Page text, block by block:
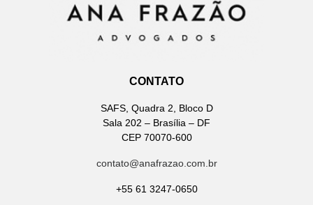
CONTATO
SAFS, Quadra 2, Bloco D
Sala 202 – Brasília – DF
CEP 70070-600
contato@anafrazao.com.br
+55 61 3247-0650